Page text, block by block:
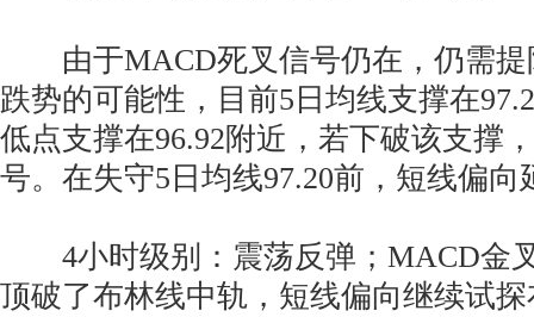
由于MACD死叉信号仍在，仍需提
跌势的可能性，目前5日均线支撑在
低点支撑在96.92附近，若下破该支撑
号。在失守5日均线97.20前，短线偏向
4小时级别：震荡反弹；MACD金
顶破了布林线中轨，短线偏向继续试